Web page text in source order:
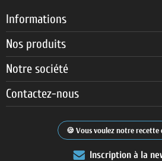
Informations
Nos produits
Notre société
Contactez-nous
Vous voulez notre recette
Inscription à la